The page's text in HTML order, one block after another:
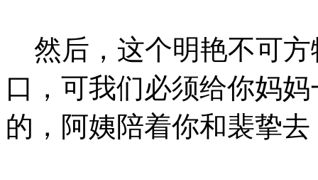
然后，这个明艳不可方
口，可我们必须给你妈
的，阿姨陪着你和裴挚去